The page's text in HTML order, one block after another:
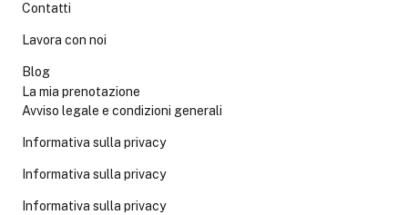
Contatti
Lavora con noi
Blog
La mia prenotazione
Avviso legale e condizioni generali
Informativa sulla privacy
Informativa sulla privacy
Informativa sulla privacy